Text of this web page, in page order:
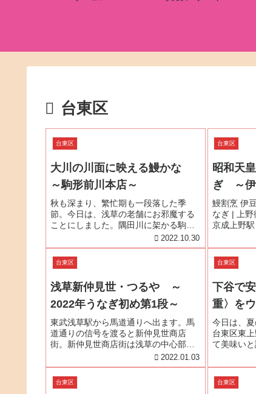
台東区
台東区
大川の川面に映える鰻かな
～駒形前川本店～
秋も深まり、繁忙期も一段落した季
節。今日は、浅草の老舗にお邪魔する
ことにしました。隅田川に架かる駒形
橋のすぐ近くにある『駒形前川本店』
です。『駒形前川』の創業は、文化・
文政期といいますから1804年～1830年
頃。時の将軍は11代・徳川家斉...
2022.10.30
台東区
昭和天
ぎ ～伊
鰻割烹 伊
なぎ | 上野
京成上野駅
台東区
浅草新仲見世・つるや ～
2022年うなぎ初め第1段～
東武浅草駅から馬道通りへ出ます。馬
道通りの信号を渡ると新仲見世商店
街。新仲見世商店街は浅草の中心部を
東西に結ぶ全長380メートルのアーケー
ド商店街で さまざまなジャンルのお店
が軒を連ねています。新仲見世商店街
へ入るとすぐ右側につるやの看板が...
2022.01.03
台東区
下谷で
重〉を
今日は、夏
台東区東
て美味い
へお邪魔
線・仲御
りを北へ
ー上野の
台東区 台東区